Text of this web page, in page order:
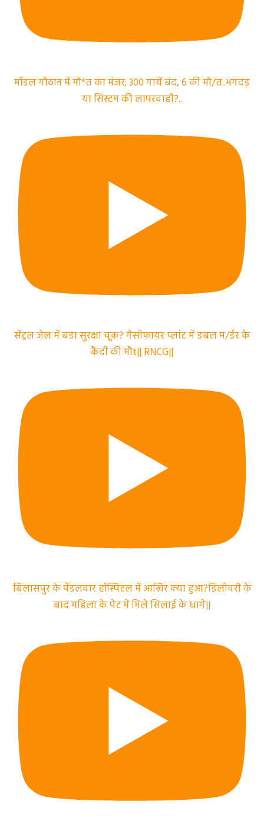
मॉडल गौठान में मौ*त का मंजर; 300 गायें बंद, 6 की मौ/त..भगदड़
या सिस्टम की लापरवाही?..
सेंट्रल जेल में बड़ा सुरक्षा चूक? गैसीफायर प्लांट में डबल म/र्डर के
कैदी की मौt|| RNCG||
बिलासपुर के पेंडलवार हॉस्पिटल में आखिर क्या हुआ?डिलीवरी के
बाद महिला के पेट में मिले सिलाई के धागे||